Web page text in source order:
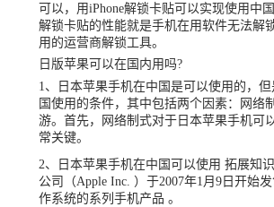
可以，用iPhone解锁卡贴可以实现使用中
解锁卡贴的性能就是手机在用软件无法解
用的运营商解锁工具。
日版苹果可以在国内用吗?
1、日本苹果手机在中国是可以使用的，
国使用的条件，其中包括两个因素：网络
游。首先，网络制式对于日本苹果手机可
常关键。
2、日本苹果手机在中国可以使用 拓展知
公司（Apple Inc. ）于2007年1月9日开始
作系统的系列手机产品 。